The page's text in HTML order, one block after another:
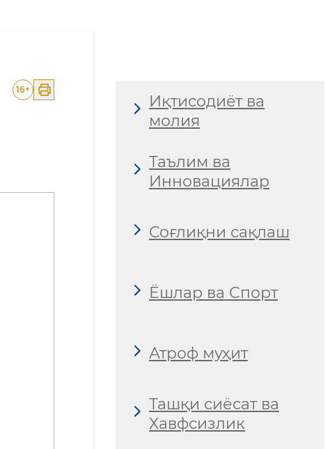
16+
Иқтисодиёт ва
молия
Таълим ва
Инновациялар
Соғлиқни сақлаш
Ёшлар ва Спорт
Атроф муҳит
Ташқи сиёсат ва
Хавфсизлик